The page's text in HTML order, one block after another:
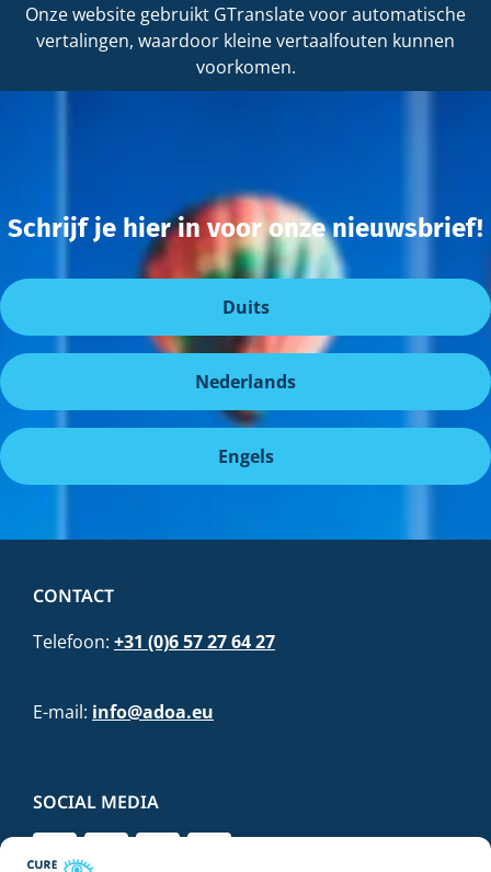
Onze website gebruikt GTranslate voor automatische
vertalingen, waardoor kleine vertaalfouten kunnen
voorkomen.
Schrijf je hier in voor onze nieuwsbrief!
Duits
Nederlands
Engels
CONTACT
Telefoon: +31 (0)6 57 27 64 27
E-mail: info@adoa.eu
SOCIAL MEDIA